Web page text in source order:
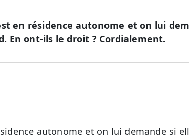
en résidence autonome et on lui
En ont-ils le droit ? Cordialement.
autonome et on lui demande si